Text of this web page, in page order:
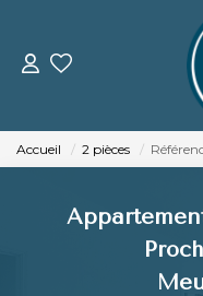
Accueil 2 pièces